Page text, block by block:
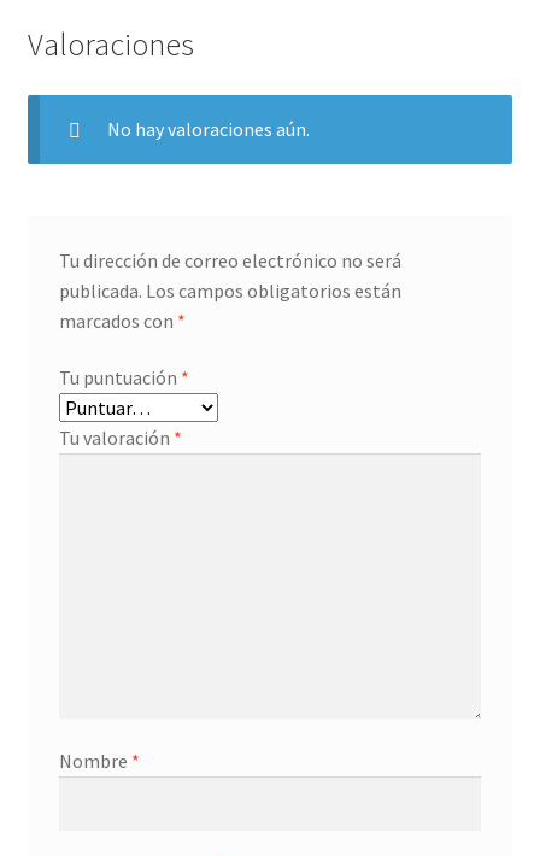
Valoraciones
No hay valoraciones aún.
Tu dirección de correo electrónico no será
publicada. Los campos obligatorios están
marcados con *
Tu puntuación *
Tu valoración *
Nombre *